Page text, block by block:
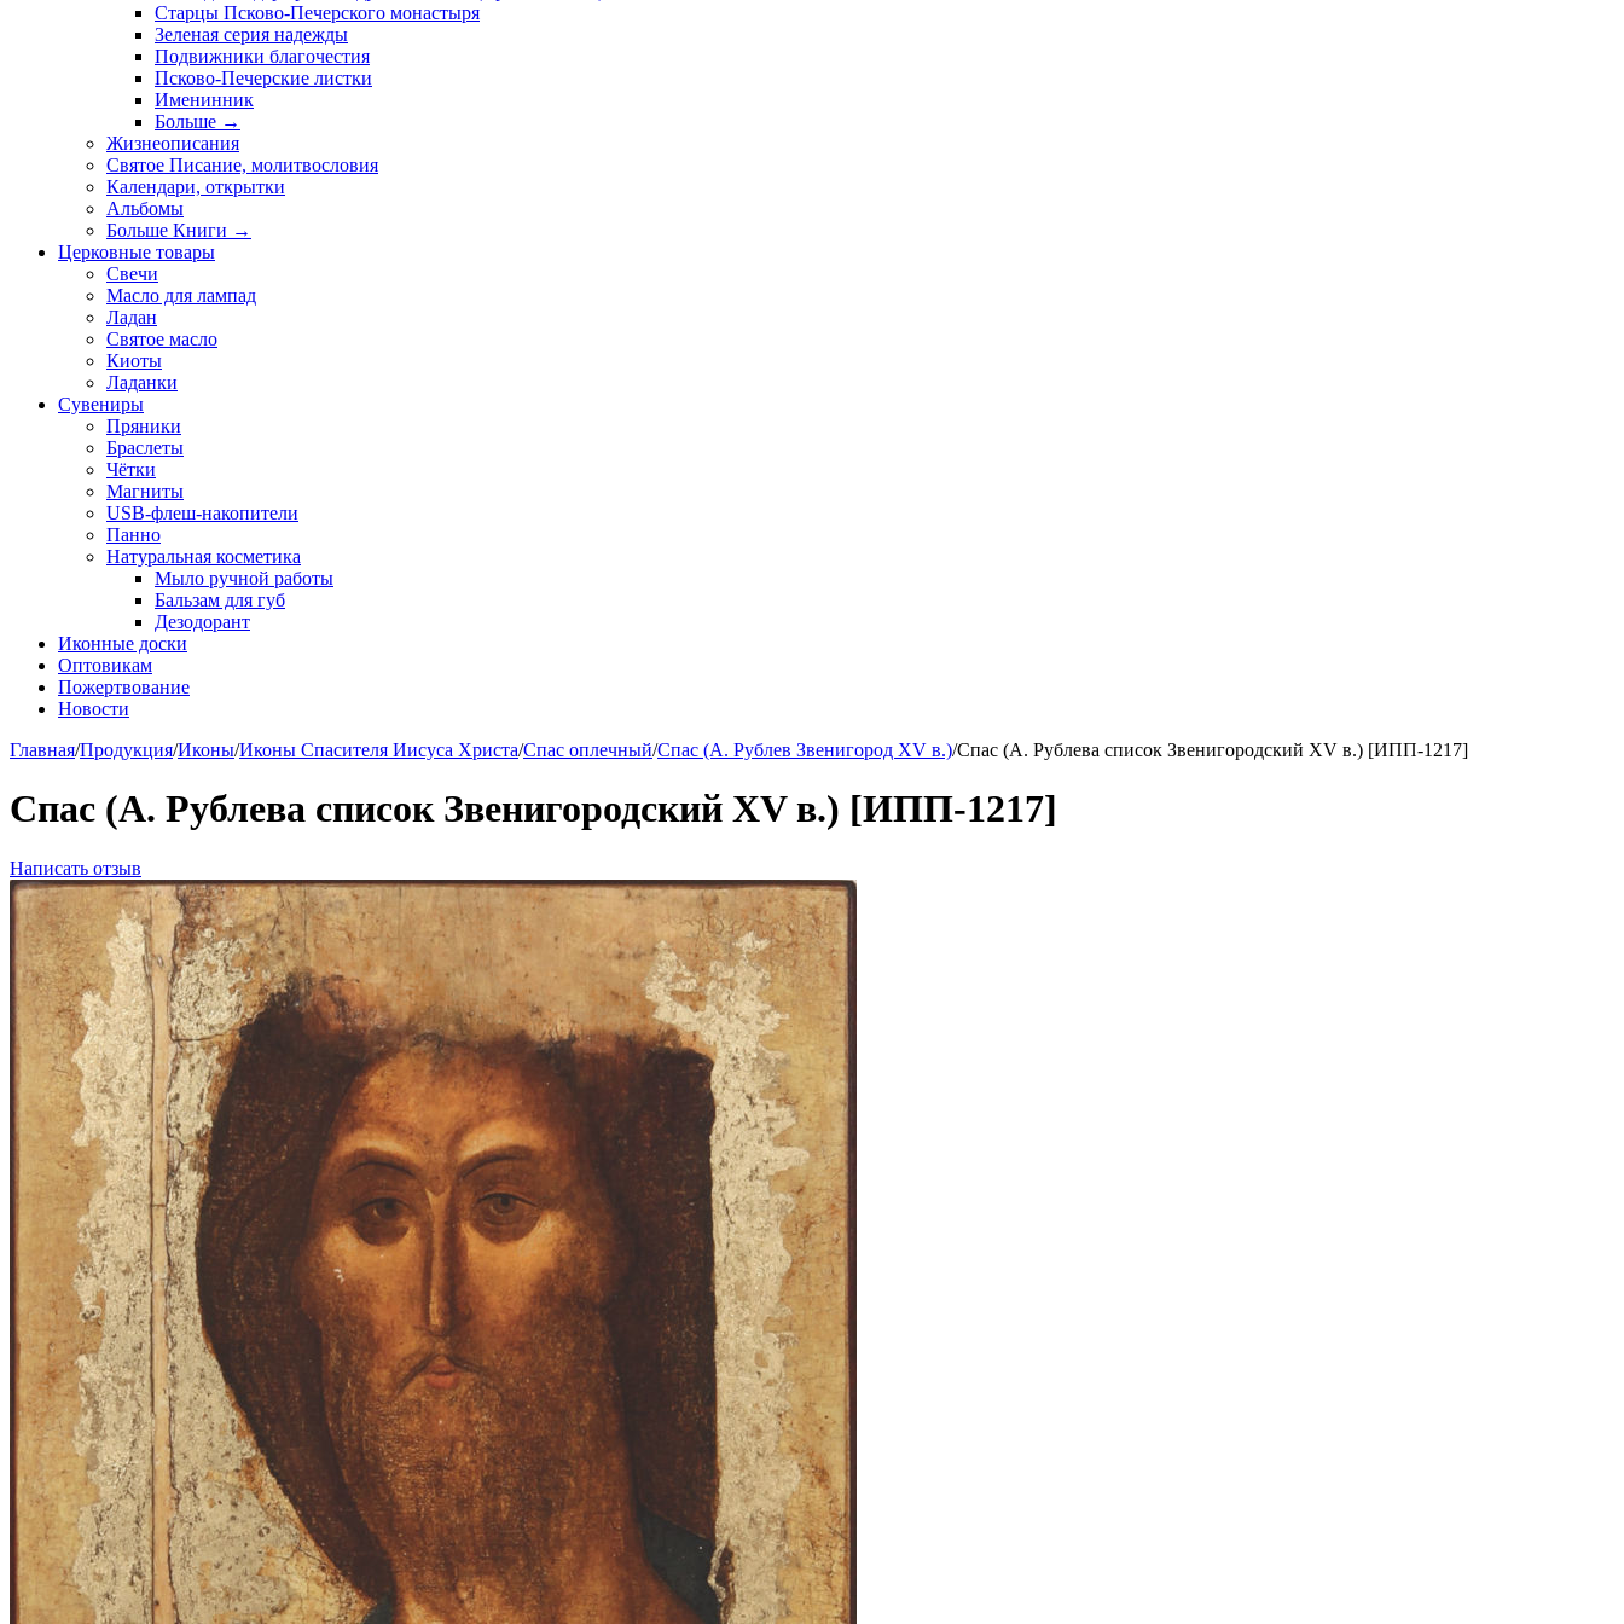
Старцы Псково-Печерского монастыря
Зеленая серия надежды
Подвижники благочестия
Псково-Печерские листки
Именинник
Больше →
Жизнеописания
Святое Писание, молитвословия
Календари, открытки
Альбомы
Больше Книги →
Церковные товары
Свечи
Масло для лампад
Ладан
Святое масло
Киоты
Ладанки
Сувениры
Пряники
Браслеты
Чётки
Магниты
USB-флеш-накопители
Панно
Натуральная косметика
Мыло ручной работы
Бальзам для губ
Дезодорант
Иконные доски
Оптовикам
Пожертвование
Новости
Главная/Продукция/Иконы/Иконы Спасителя Иисуса Христа/Спас оплечный/Спас (А. Рублев Звенигород XV в.)/Спас (А. Рублева список Звенигородский XV в.) [ИПП-1217]
Спас (А. Рублева список Звенигородский XV в.) [ИПП-1217]
Написать отзыв